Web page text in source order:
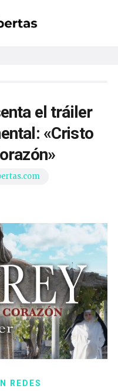
el tráiler
«Cristo
REDES